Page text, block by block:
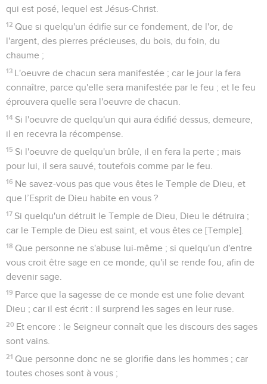
qui est posé, lequel est Jésus-Christ.
12 Que si quelqu'un édifie sur ce fondement, de l'or, de
l'argent, des pierres précieuses, du bois, du foin, du
chaume ;
13 L'oeuvre de chacun sera manifestée ; car le jour la fera
connaître, parce qu'elle sera manifestée par le feu ; et le feu
éprouvera quelle sera l'oeuvre de chacun.
14 Si l'oeuvre de quelqu'un qui aura édifié dessus, demeure,
il en recevra la récompense.
15 Si l'oeuvre de quelqu'un brûle, il en fera la perte ; mais
pour lui, il sera sauvé, toutefois comme par le feu.
16 Ne savez-vous pas que vous êtes le Temple de Dieu, et
que l’Esprit de Dieu habite en vous ?
17 Si quelqu'un détruit le Temple de Dieu, Dieu le détruira ;
car le Temple de Dieu est saint, et vous êtes ce [Temple].
18 Que personne ne s'abuse lui-même ; si quelqu'un d'entre
vous croit être sage en ce monde, qu'il se rende fou, afin de
devenir sage.
19 Parce que la sagesse de ce monde est une folie devant
Dieu ; car il est écrit : il surprend les sages en leur ruse.
20 Et encore : le Seigneur connaît que les discours des sages
sont vains.
21 Que personne donc ne se glorifie dans les hommes ; car
toutes choses sont à vous ;